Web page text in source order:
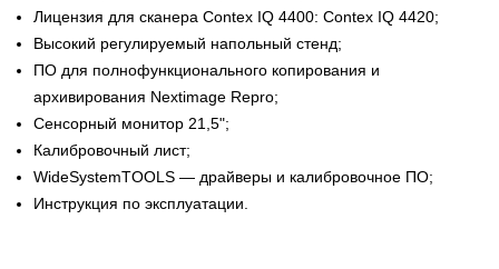
Лицензия для сканера Contex IQ 4400: Contex IQ 4420;
Высокий регулируемый напольный стенд;
ПО для полнофункционального копирования и
архивирования Nextimage Repro;
Сенсорный монитор 21,5";
Калибровочный лист;
WideSystemTOOLS — драйверы и калибровочное ПО;
Инструкция по эксплуатации.